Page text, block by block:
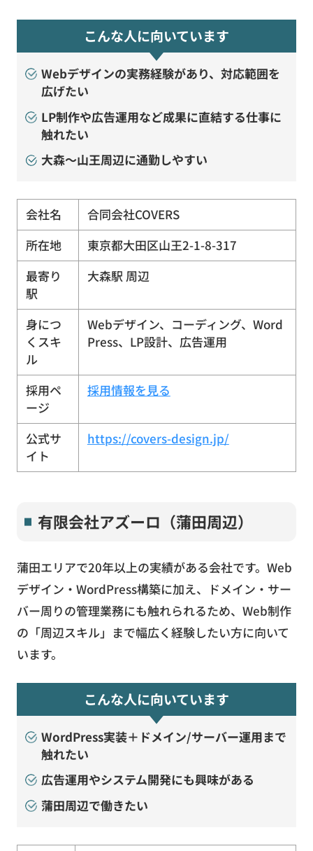
こんな人に向いています
Webデザインの実務経験があり、対応範囲を
広げたい
LP制作や広告運用など成果に直結する仕事に
触れたい
大森〜山王周辺に通勤しやすい
会社名
合同会社COVERS
所在地
東京都大田区山王2-1-8-317
最寄り
駅
大森駅 周辺
身につ
くスキ
ル
Webデザイン、コーディング、Word
Press、LP設計、広告運用
採用ペ
ージ
採用情報を見る
公式サ
イト
https://covers-design.jp/
有限会社アズーロ（蒲田周辺）
蒲田エリアで20年以上の実績がある会社です。Web
デザイン・WordPress構築に加え、ドメイン・サー
バー周りの管理業務にも触れられるため、Web制作
の「周辺スキル」まで幅広く経験したい方に向いて
います。
こんな人に向いています
WordPress実装＋ドメイン/サーバー運用まで
触れたい
広告運用やシステム開発にも興味がある
蒲田周辺で働きたい